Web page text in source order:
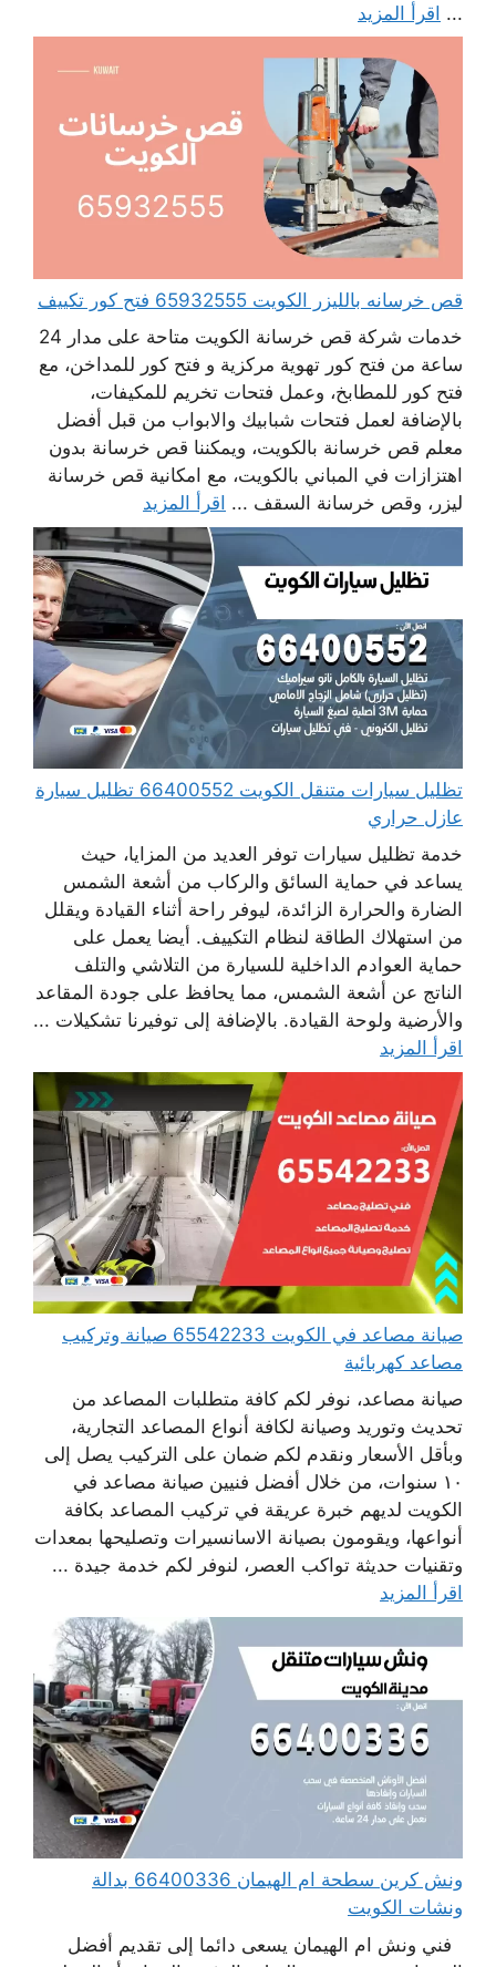
... اقرأ المزيد
قص خرسانه بالليزر الكويت 65932555 فتح كور تكييف
خدمات شركة قص خرسانة الكويت متاحة على مدار 24
ساعة من فتح كور تهوية مركزية و فتح كور للمداخن، مع
فتح كور للمطابخ، وعمل فتحات تخريم للمكيفات،
بالإضافة لعمل فتحات شبابيك والابواب من قبل أفضل
معلم قص خرسانة بالكويت، ويمكننا قص خرسانة بدون
اهتزازات في المباني بالكويت، مع امكانية قص خرسانة
ليزر، وقص خرسانة السقف ... اقرأ المزيد
تظليل سيارات متنقل الكويت 66400552 تظليل سيارة
عازل حراري
خدمة تظليل سيارات توفر العديد من المزايا، حيث
يساعد في حماية السائق والركاب من أشعة الشمس
الضارة والحرارة الزائدة، ليوفر راحة أثناء القيادة ويقلل
من استهلاك الطاقة لنظام التكييف. أيضا يعمل على
حماية العوادم الداخلية للسيارة من التلاشي والتلف
الناتج عن أشعة الشمس، مما يحافظ على جودة المقاعد
والأرضية ولوحة القيادة. بالإضافة إلى توفيرنا تشكيلات ...
اقرأ المزيد
صيانة مصاعد في الكويت 65542233 صيانة وتركيب
مصاعد كهربائية
صيانة مصاعد، نوفر لكم كافة متطلبات المصاعد من
تحديث وتوريد وصيانة لكافة أنواع المصاعد التجارية،
وبأقل الأسعار ونقدم لكم ضمان على التركيب يصل إلى
١٠ سنوات، من خلال أفضل فنيين صيانة مصاعد في
الكويت لديهم خبرة عريقة في تركيب المصاعد بكافة
أنواعها، ويقومون بصيانة الاسانسيرات وتصليحها بمعدات
وتقنيات حديثة تواكب العصر، لنوفر لكم خدمة جيدة ...
اقرأ المزيد
ونش كرين سطحة ام الهيمان 66400336 بدالة
ونشات الكويت
فني ونش ام الهيمان يسعى دائما إلى تقديم أفضل